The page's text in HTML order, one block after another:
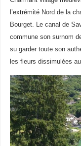
l’extrémité Nord de la
Bourget. Le canal de
commune son surnom
su garder toute son
les fleurs dissimulées